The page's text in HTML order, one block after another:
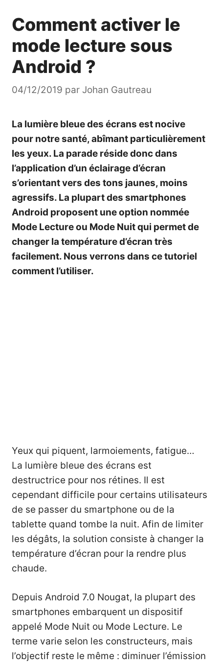
Comment activer le
mode lecture sous
Android ?
04/12/2019 par Johan Gautreau
La lumière bleue des écrans est nocive
pour notre santé, abîmant particulièrement
les yeux. La parade réside donc dans
l’application d’un éclairage d’écran
s’orientant vers des tons jaunes, moins
agressifs. La plupart des smartphones
Android proposent une option nommée
Mode Lecture ou Mode Nuit qui permet de
changer la température d’écran très
facilement. Nous verrons dans ce tutoriel
comment l’utiliser.
Yeux qui piquent, larmoiements, fatigue…
La lumière bleue des écrans est
destructrice pour nos rétines. Il est
cependant difficile pour certains utilisateurs
de se passer du smartphone ou de la
tablette quand tombe la nuit. Afin de limiter
les dégâts, la solution consiste à changer la
température d’écran pour la rendre plus
chaude.
Depuis Android 7.0 Nougat, la plupart des
smartphones embarquent un dispositif
appelé Mode Nuit ou Mode Lecture. Le
terme varie selon les constructeurs, mais
l’objectif reste le même : diminuer l’émission